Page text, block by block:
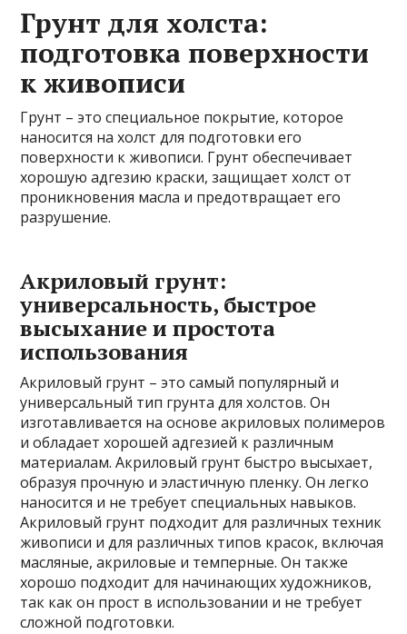
Грунт для холста:
подготовка поверхности
к живописи
Грунт – это специальное покрытие, которое
наносится на холст для подготовки его
поверхности к живописи. Грунт обеспечивает
хорошую адгезию краски, защищает холст от
проникновения масла и предотвращает его
разрушение.
Акриловый грунт:
универсальность, быстрое
высыхание и простота
использования
Акриловый грунт – это самый популярный и
универсальный тип грунта для холстов. Он
изготавливается на основе акриловых полимеров
и обладает хорошей адгезией к различным
материалам. Акриловый грунт быстро высыхает,
образуя прочную и эластичную пленку. Он легко
наносится и не требует специальных навыков.
Акриловый грунт подходит для различных техник
живописи и для различных типов красок, включая
масляные, акриловые и темперные. Он также
хорошо подходит для начинающих художников,
так как он прост в использовании и не требует
сложной подготовки.